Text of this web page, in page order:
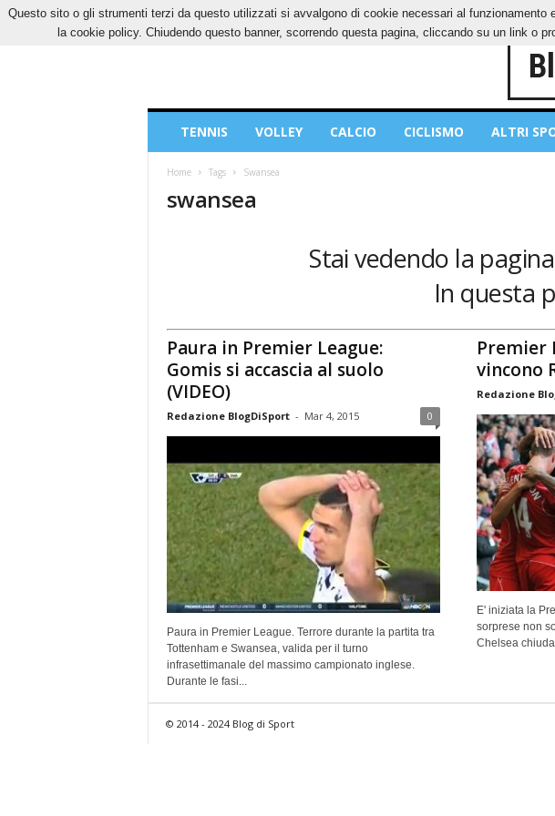
VENERDÌ, 7 AGOSTO 2026 CONTATTI COOKIES PRIVACY POLICY
Sport
TENNIS VOLLEY CALCIO CICLISMO ALTRI
Home Tags Swansea
swansea
Stai vedendo la
In questa
Paura in Premier League:
Gomis si accascia al suolo
(VIDEO)
Redazione BlogDiSport - Mar 4, 2015 0
Paura in Premier League. Terrore durante la partita tra
Tottenham e Swansea, valida per il turno
infrasettimanale del massimo campionato inglese.
Durante le fasi...
Premier
vincono
Redazione
E' iniziata la
sorprese non
Chelsea chiuda
© 2014 - 2024 Blog di Sport
Questo sito o gli strumenti terzi da questo utilizzati si avvalgono di cookie necessari al
la cookie policy. Chiudendo questo banner, scorrendo questa pagina, cliccando su un link o